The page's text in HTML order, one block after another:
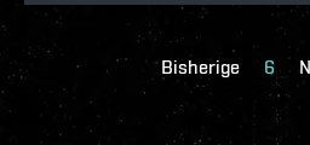
Bisherige 6